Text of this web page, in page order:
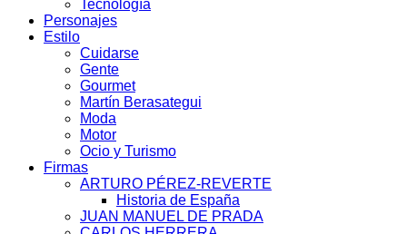
Tecnología
Personajes
Estilo
Cuidarse
Gente
Gourmet
Martín Berasategui
Moda
Motor
Ocio y Turismo
Firmas
ARTURO PÉREZ-REVERTE
Historia de España
JUAN MANUEL DE PRADA